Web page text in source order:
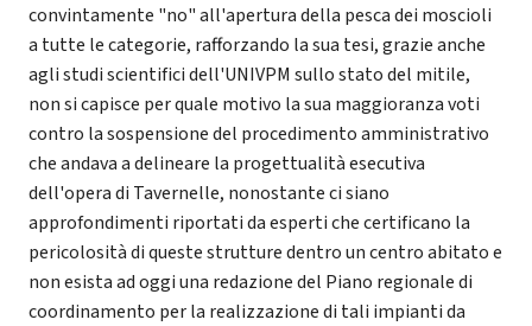
convintamente "no" all'apertura della pesca dei moscioli
a tutte le categorie, rafforzando la sua tesi, grazie anche
agli studi scientifici dell'UNIVPM sullo stato del mitile,
non si capisce per quale motivo la sua maggioranza voti
contro la sospensione del procedimento amministrativo
che andava a delineare la progettualità esecutiva
dell'opera di Tavernelle, nonostante ci siano
approfondimenti riportati da esperti che certificano la
pericolosità di queste strutture dentro un centro abitato e
non esista ad oggi una redazione del Piano regionale di
coordinamento per la realizzazione di tali impianti da